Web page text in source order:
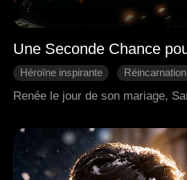
Héroïne inspirante Réincarnation
Évolution du personnage